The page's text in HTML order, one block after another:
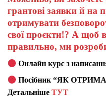
грантові заявки й на
отримувати
свої проєкти!? А щоб
правильно, ми
Онлайн курс з
Посібник “ЯК
Детальніше ТУТ